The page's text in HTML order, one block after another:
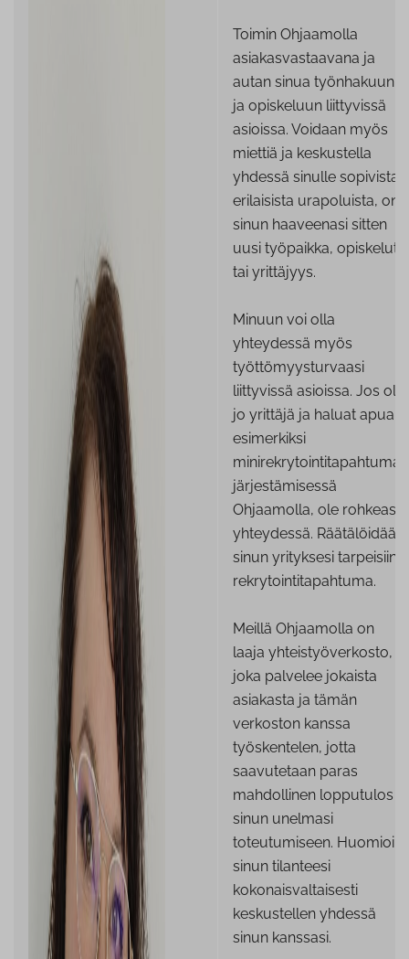
Toimin Ohjaamolla
asiakasvastaavana ja
autan sinua työnhakuun
ja opiskeluun liittyvissä
asioissa. Voidaan myös
miettiä ja keskustella
yhdessä sinulle sopivista
erilaisista urapoluista, on
sinun haaveenasi sitten
uusi työpaikka, opiskelut
tai yrittäjyys.
Minuun voi olla
yhteydessä myös
työttömyysturvaasi
liittyvissä asioissa. Jos olet
jo yrittäjä ja haluat apua
esimerkiksi
minirekrytointitapahtuman
järjestämisessä
Ohjaamolla, ole rohkeasti
yhteydessä. Räätälöidään
sinun yrityksesi tarpeisiin
rekrytointitapahtuma.
Meillä Ohjaamolla on
laaja yhteistyöverkosto,
joka palvelee jokaista
asiakasta ja tämän
verkoston kanssa
työskentelen, jotta
saavutetaan paras
mahdollinen lopputulos
sinun unelmasi
toteutumiseen. Huomioin
sinun tilanteesi
kokonaisvaltaisesti
keskustellen yhdessä
sinun kanssasi.